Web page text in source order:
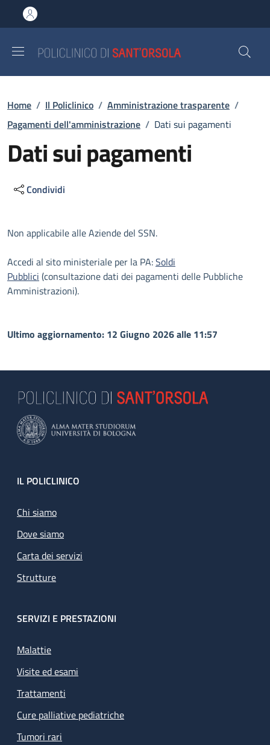
al contenuto principale
to footer content
Briciole di pane
Home / Il Policlinico / Amministrazione trasparente /
Pagamenti dell'amministrazione / Dati sui pagamenti
Dati sui pagamenti
Condividi
Descrizione
Non applicabile alle Aziende del SSN.
Accedi al sito ministeriale per la PA:Soldi
Pubblici (consultazione dati dei pagamenti delle Pubbliche
Amministrazioni).
Ultimo aggiornamento: 12 Giugno 2026 alle 11:57
Footer
IL POLICLINICO
Chi siamo
Dove siamo
Carta dei servizi
Strutture
SERVIZI E PRESTAZIONI
Malattie
Visite ed esami
Trattamenti
Cure palliative pediatriche
Tumori rari